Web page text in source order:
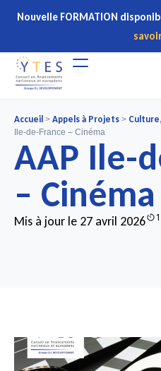
Nouvelle FORMATION
Accueil > Appels à Projets >
Ile-de-France – Cinéma
AAP Ile-
– Cinéma
Mis à jour le 27 avril 2026